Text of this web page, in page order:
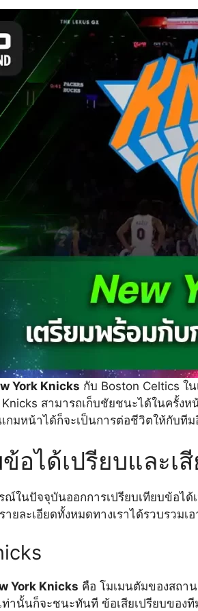
York Knicks กับ Boston Celtics ใ
สามารถเก็บชัยชนะได้ในครั้ง
กมหน้าได้ก็จะเป็นการต่อชีวิตให้กับทีม
อได้เปรียบและเ
ในปัจจุบันออกการเปรียบเทียบข้อได้เ
ยละเอียดทั้งหมดทางเราได้รวบรวม
York Knicks คือ โมเมนตัมของสถา
เท่านั้นก็จะชนะทันที ข้อเสียเปรียบขอ